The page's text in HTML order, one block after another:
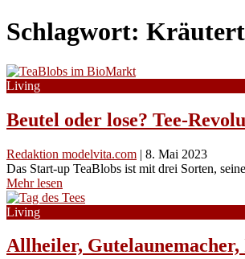
Schlagwort:
Living
Beutel oder lose? Tee-
Redaktion modelvita.com | 8. Mai 2023
Das Start-up TeaBlobs ist mit drei Sorten,
Mehr lesen
Living
Allheiler,